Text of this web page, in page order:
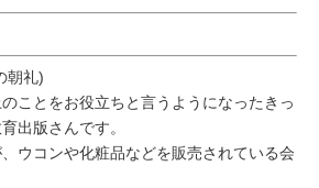
在籍サロン
るサロンを探
す
フティング認
定とは？
善のプロと
は？
リセラジャーナ
一覧
ャルコンテンツ
お悩みから記事
ニキビ
のしわ 敏感肌 た
るみ
朝礼)
ことをお役立ちと言うようになったきっ
出版さんです。
ウコンや化粧品などを販売されている会